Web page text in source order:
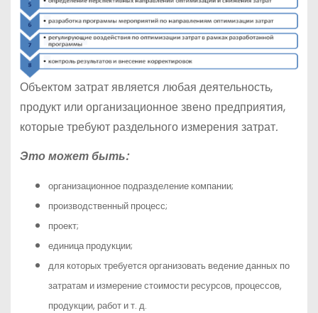
Объектом затрат является любая деятельность,
продукт или организационное звено предприятия,
которые требуют раздельного измерения затрат.
Это может быть:
организационное подразделение компании;
производственный процесс;
проект;
единица продукции;
для которых требуется организовать ведение данных по
затратам и измерение стоимости ресурсов, процессов,
продукции, работ и т. д.